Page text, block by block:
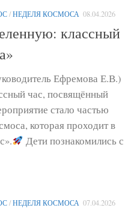
/НЕДЕЛЯ КОСМОСА 08.04.2026
классный
Ефремова Е.В.)
час, посвящённый
стало частью
которая проходит в
Дети познакомились с
/НЕДЕЛЯ КОСМОСА 07.04.2026